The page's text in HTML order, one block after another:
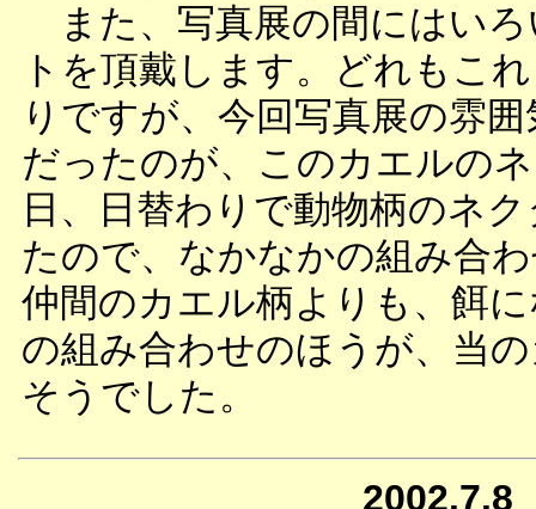
また、写真展の間にはい
トを頂戴します。どれもこ
りですが、今回写真展の雰
だったのが、このカエルの
日、日替わりで動物柄のネ
たので、なかなかの組み合
仲間のカエル柄よりも、餌
の組み合わせのほうが、当
そうでした。
2002.7.8